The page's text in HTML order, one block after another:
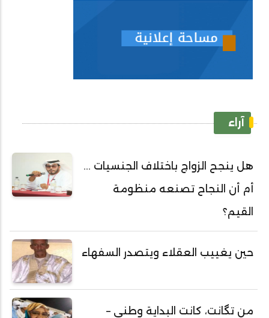
آراء
هل ينجح الزواج باختلاف الجنسيات ...
أم أن النجاح تصنعه منظومة
القيم؟
حين يغييب العقلاء ويتصدر السفهاء
من تگانت، كانت البداية وطني –